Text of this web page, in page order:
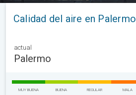
Calidad del aire en Palermo
actual
Palermo
MUY BUENA BUENA REGULAR MALA